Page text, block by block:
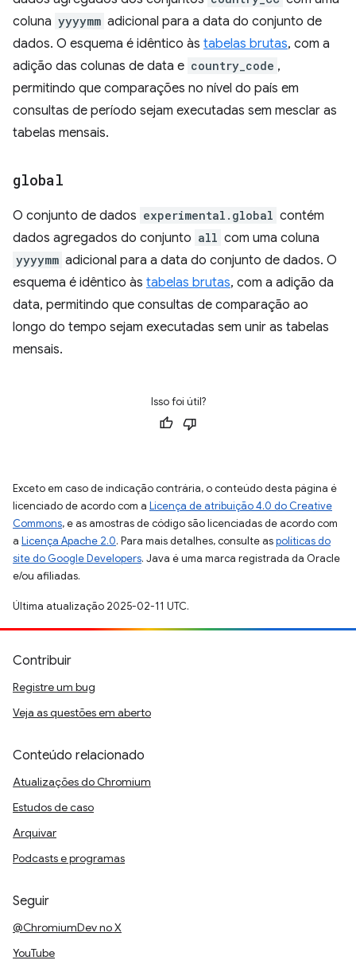
coluna yyyymm adicional para a data do conjunto de
dados. O esquema é idêntico às tabelas brutas, com a
adição das colunas de data e country_code ,
permitindo que comparações no nível do país em
consultas de período sejam executadas sem mesclar as
tabelas mensais.
global
O conjunto de dados experimental.global contém
dados agregados do conjunto all com uma coluna
yyyymm adicional para a data do conjunto de dados. O
esquema é idêntico às tabelas brutas, com a adição da
data, permitindo que consultas de comparação ao
longo do tempo sejam executadas sem unir as tabelas
mensais.
Isso foi útil?
Exceto em caso de indicação contrária, o conteúdo desta página é
licenciado de acordo com a Licença de atribuição 4.0 do Creative
Commons, e as amostras de código são licenciadas de acordo com
a Licença Apache 2.0. Para mais detalhes, consulte aspolíticas do
site do Google Developers. Java é uma marca registrada da Oracle
e/ou afiliadas.
Última atualização 2025-02-11 UTC.
Contribuir
Registre um bug
Veja as questões em aberto
Conteúdo relacionado
Atualizações do Chromium
Estudos de caso
Arquivar
Podcasts e programas
Seguir
@ChromiumDev no X
YouTube